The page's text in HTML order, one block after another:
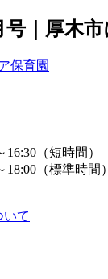
｜厚木市
（短時間）
（標準時間）